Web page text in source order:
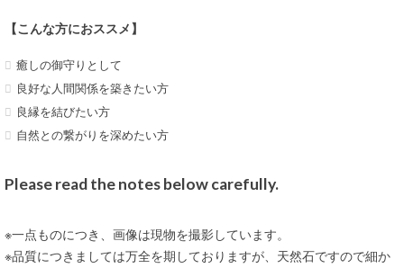
【こんな方におススメ】
癒しの御守りとして
良好な人間関係を築きたい方
良縁を結びたい方
自然との繋がりを深めたい方
Please read the notes below carefully.
※一点ものにつき、画像は現物を撮影しています。
※品質につきましては万全を期しておりますが、天然石ですので細か